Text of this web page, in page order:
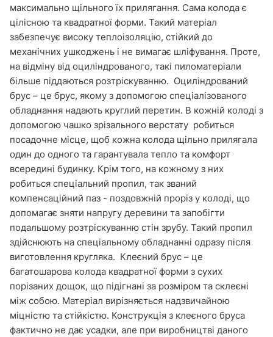
максимально щільного їх прилягання. Сама колода є
цілісною та квадратної форми. Такий матеріал
забезпечує високу теплоізоляцію, стійкий до
механічних ушкоджень і не вимагає шліфування. Проте,
на відміну від оциліндрованого, такі пиломатеріали
більше піддаються розтріскуванню. Оциліндрований
брус – це брус, якому з допомогою спеціалізованого
обладнання надають круглий перетин. В кожній колоді з
допомогою чашко зрізального верстату робиться
посадочне місце, щоб кожна колода щільно прилягала
один до одного та гарантувала тепло та комфорт
всередині будинку. Крім того, на кожному з них
робиться спеціальний пропил, так званий
компенсаційний паз - поздовжній проріз у колоді, що
допомагає зняти напругу деревини та запобігти
подальшому розтріскуванню стін зрубу. Такий пропил
здійснюють на спеціальному обладнанні одразу після
виготовлення кругляка. Клеєний брус – це
багатошарова колода квадратної форми з сухих
порізаних дощок, що підігнані за розміром та склеєні
між собою. Матеріал вирізняється надзвичайною
міцністю та стійкістю. Конструкція з клеєного бруса
фактично не дає усадки, але при виробництві даного